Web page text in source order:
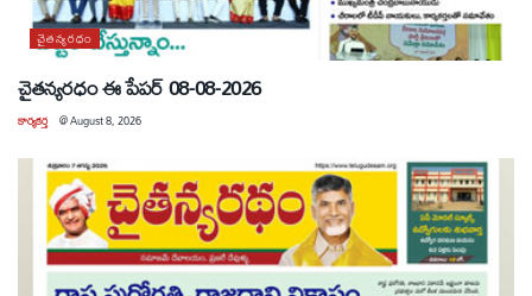
చైతన్యరధం
చైతన్యరధం ఈ పేపర్ 08-08-2026
కార్యకర్త @August 8, 2026